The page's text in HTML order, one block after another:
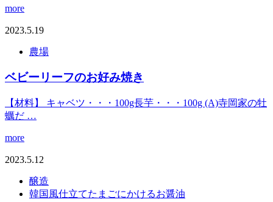
more
2023.5.19
農場
ベビーリーフのお好み焼き
【材料】 キャベツ・・・100g長芋・・・100g (A)寺岡家の牡
蠣だ …
more
2023.5.12
醸造
韓国風仕立てたまごにかけるお醤油